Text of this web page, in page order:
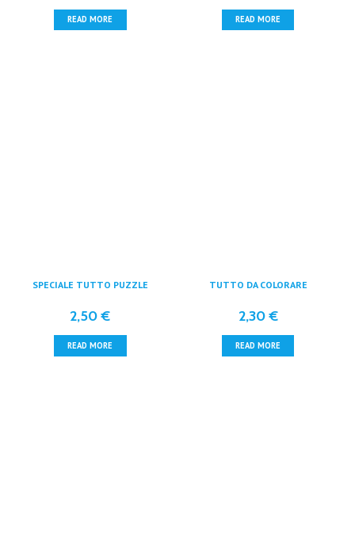
READ MORE READ MORE
SPECIALE TUTTO PUZZLE
2,50€
READ MORE
TUTTO DA COLORARE
2,30€
READ MORE